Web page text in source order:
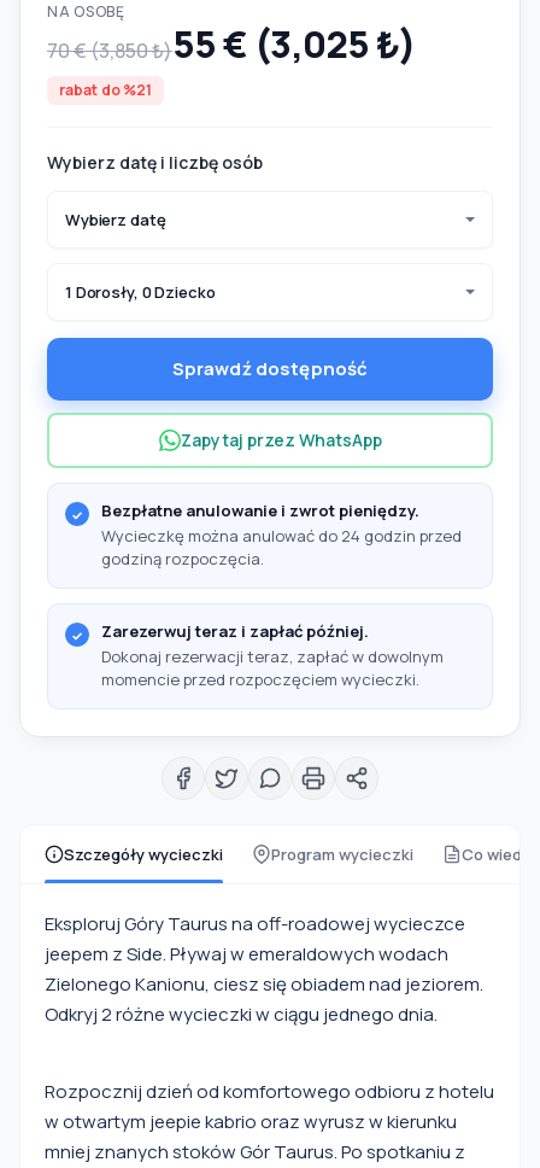
Szczegóły wycieczki Program wycieczki Co
Eksploruj Góry Taurus na off-roadowej wycieczce
jeepem z Side. Pływaj w emeraldowych wodach
Zielonego Kanionu, ciesz się obiadem nad jeziorem.
Odkryj 2 różne wycieczki w ciągu jednego dnia.
Rozpocznij dzień od komfortowego odbioru z hotelu
w otwartym jeepie kabrio oraz wyrusz w kierunku
mniej znanych stoków Gór Taurus. Po spotkaniu z
NA OSOBĘ
70 € (3,850 ₺)55 € (3,025 ₺)
rabat do %21
Wybierz datę i liczbę osób
Wybierz datę
1 Dorosły, 0 Dziecko
Sprawdź dostępność
Zapytaj przez WhatsApp
Bezpłatne anulowanie i zwrot pieniędzy.
Wycieczkę można anulować do 24 godzin przed
godziną rozpoczęcia.
Zarezerwuj teraz i zapłać później.
Dokonaj rezerwacji teraz, zapłać w dowolnym
momencie przed rozpoczęciem wycieczki.